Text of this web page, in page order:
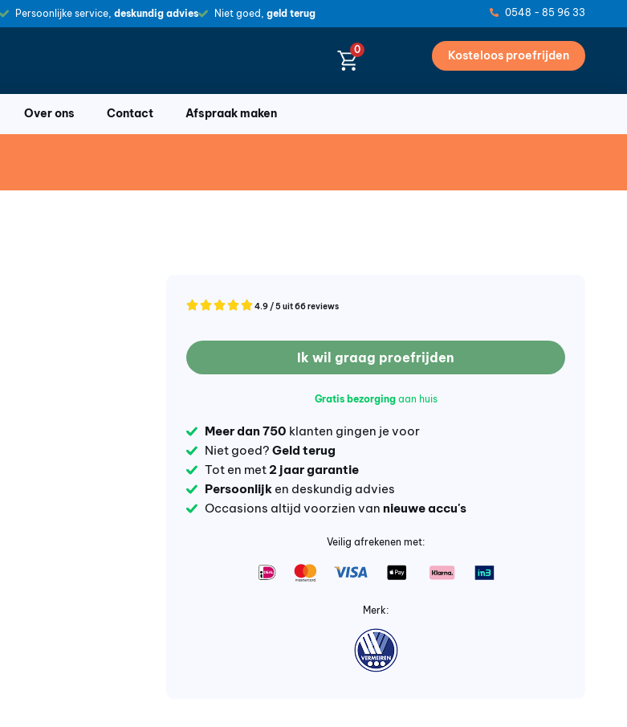
Persoonlijke service, deskundig advies Niet goed, geld terug 0548 - 85 96 33
0 Kosteloos proefrijden
Over ons Contact Afspraak maken
4.9 / 5 uit 66 reviews
Ik wil graag proefrijden
Gratis bezorgingaan huis
Meer dan 750 klanten gingen je voor
Niet goed? Geld terug
Tot en met2 jaar garantie
Persoonlijken deskundig advies
Occasions altijd voorzien van nieuwe accu's
Veilig afrekenen met:
Merk: